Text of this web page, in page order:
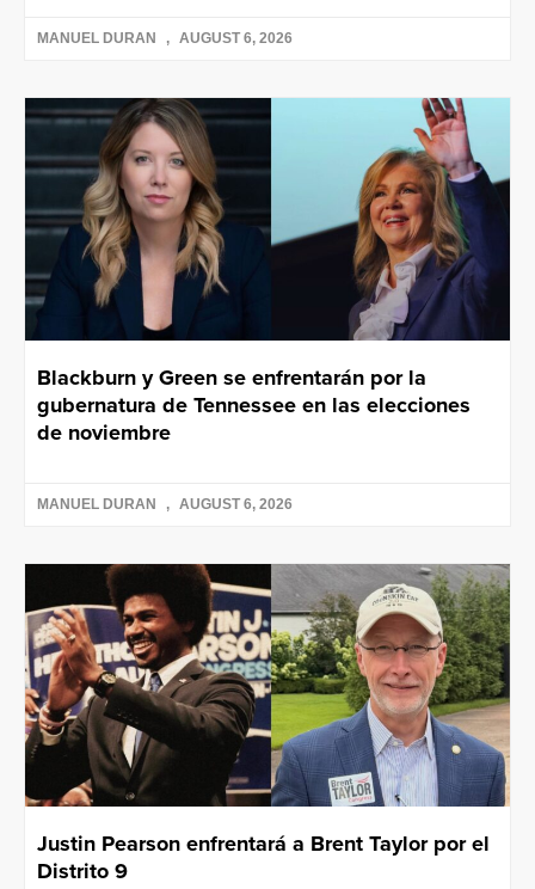
MANUEL DURAN AUGUST 6, 2026
Blackburn y Green se enfrentarán por la
gubernatura de Tennessee en las elecciones
de noviembre
MANUEL DURAN AUGUST 6, 2026
Justin Pearson enfrentará a Brent Taylor por el
Distrito 9